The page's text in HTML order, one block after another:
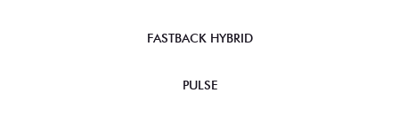
FASTBACK HYBRID
PULSE